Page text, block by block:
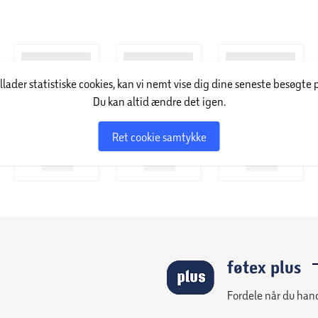
statistiske cookies, kan vi nemt vise dig dine seneste besøgte
Du kan altid ændre det igen.
Ret cookie samtykke
føtex plus
Fordele når du